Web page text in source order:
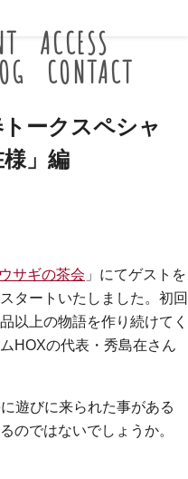
ACCESS
CONTACT
トークスペシャ
」編
サギの茶会 」にてゲストを
タートいたしました。初回
以上の物語を作り続けてく
HOXの代表・秀島在さん
遊びに来られた事がある
のではないでしょうか。